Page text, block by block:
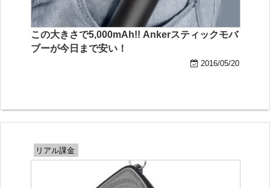
この大きさで5,000mAh!! Ankerスティックモバ
ブーが今日まで安い！
2016/05/20
リアル課金